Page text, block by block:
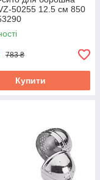
50255 12.5 см 850
783 ₴
Купити